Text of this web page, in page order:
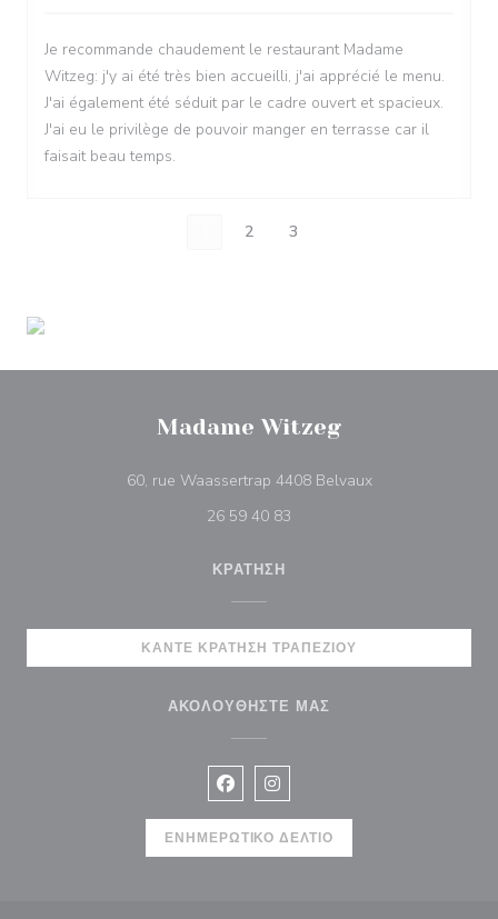
Je recommande chaudement le restaurant Madame
Witzeg: j'y ai été très bien accueilli, j'ai apprécié le menu.
J'ai également été séduit par le cadre ouvert et spacieux.
J'ai eu le privilège de pouvoir manger en terrasse car il
faisait beau temps.
2 3
Madame Witzeg
60, rue Waassertrap 4408 Belvaux((ανοίγει σε νέο
26 59 40 83
ΚΡΆΤΗΣΗ
ΚΆΝΤΕ ΚΡΆΤΗΣΗ ΤΡΑΠΕΖΙΟΎ
ΑΚΟΛΟΥΘΉΣΤΕ ΜΑΣ
Facebook ((ανοίγει σε νέο
Instagram ((ανοίγει σε νέο
ΕΝΗΜΕΡΩΤΙΚΌ ΔΕΛΤΊΟ